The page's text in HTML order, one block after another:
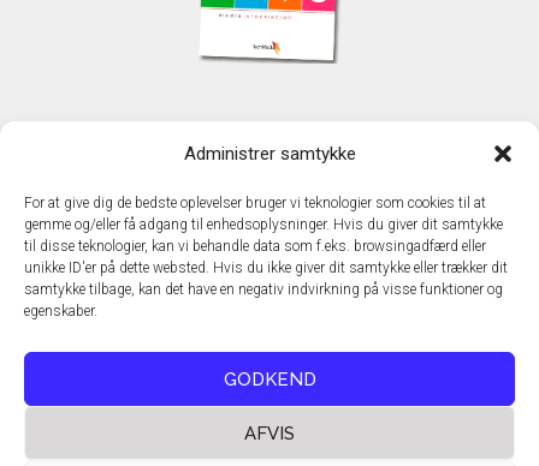
Administrer samtykke
For at give dig de bedste oplevelser bruger vi teknologier som cookies til at
gemme og/eller få adgang til enhedsoplysninger. Hvis du giver dit samtykke
til disse teknologier, kan vi behandle data som f.eks. browsingadfærd eller
unikke ID'er på dette websted. Hvis du ikke giver dit samtykke eller trækker dit
samtykke tilbage, kan det have en negativ indvirkning på visse funktioner og
egenskaber.
GODKEND
AFVIS
TechMedia A/S
DK - 2600 Glostrup
www.techmedia.dk
Telefon: +45 43 24 26 28
E-mail:info@techmedia.dk